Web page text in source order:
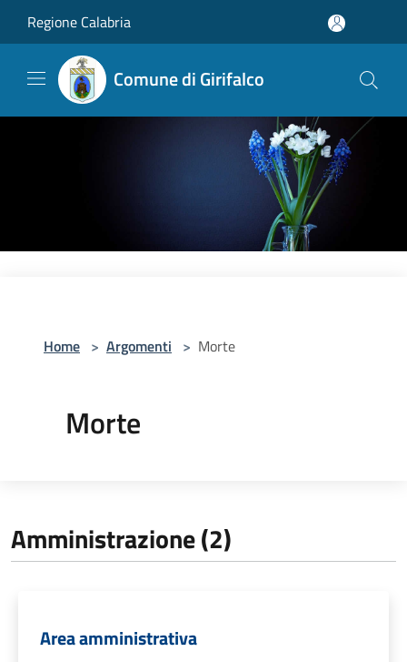
Regione Calabria
Comune di Girifalco
Home > Argomenti > Morte
Morte
Amministrazione (2)
Area amministrativa